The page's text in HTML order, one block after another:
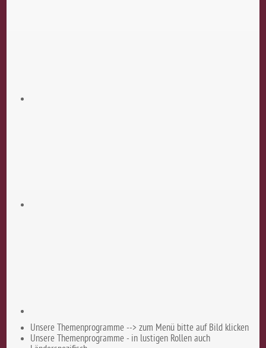
Unsere Themenprogramme --> zum Menü bitte auf Bild klicken
Unsere Themenprogramme - in lustigen Rollen auch